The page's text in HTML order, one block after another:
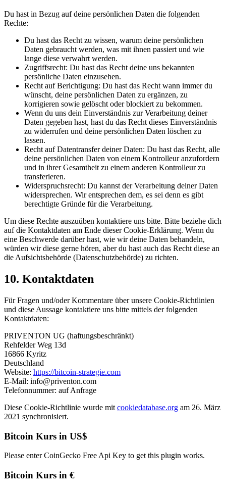
Du hast in Bezug auf deine persönlichen Daten die folgenden
Rechte:
Du hast das Recht zu wissen, warum deine persönlichen
Daten gebraucht werden, was mit ihnen passiert und wie
lange diese verwahrt werden.
Zugriffsrecht: Du hast das Recht deine uns bekannten
persönliche Daten einzusehen.
Recht auf Berichtigung: Du hast das Recht wann immer du
wünscht, deine persönlichen Daten zu ergänzen, zu
korrigieren sowie gelöscht oder blockiert zu bekommen.
Wenn du uns dein Einverständnis zur Verarbeitung deiner
Daten gegeben hast, hast du das Recht dieses Einverständnis
zu widerrufen und deine persönlichen Daten löschen zu
lassen.
Recht auf Datentransfer deiner Daten: Du hast das Recht, alle
deine persönlichen Daten von einem Kontrolleur anzufordern
und in ihrer Gesamtheit zu einem anderen Kontrolleur zu
transferieren.
Widerspruchsrecht: Du kannst der Verarbeitung deiner Daten
widersprechen. Wir entsprechen dem, es sei denn es gibt
berechtigte Gründe für die Verarbeitung.
Um diese Rechte auszuüben kontaktiere uns bitte. Bitte beziehe dich
auf die Kontaktdaten am Ende dieser Cookie-Erklärung. Wenn du
eine Beschwerde darüber hast, wie wir deine Daten behandeln,
würden wir diese gerne hören, aber du hast auch das Recht diese an
die Aufsichtsbehörde (Datenschutzbehörde) zu richten.
10. Kontaktdaten
Für Fragen und/oder Kommentare über unsere Cookie-Richtlinien
und diese Aussage kontaktiere uns bitte mittels der folgenden
Kontaktdaten:
PRIVENTON UG (haftungsbeschränkt)
Rehfelder Weg 13d
16866 Kyritz
Deutschland
Website: https://bitcoin-strategie.com
E-Mail: info@priventon.com
Telefonnummer: auf Anfrage
Diese Cookie-Richtlinie wurde mit cookiedatabase.org am 26. März
2021 synchronisiert.
Bitcoin Kurs in US$
Please enter CoinGecko Free Api Key to get this plugin works.
Bitcoin Kurs in €